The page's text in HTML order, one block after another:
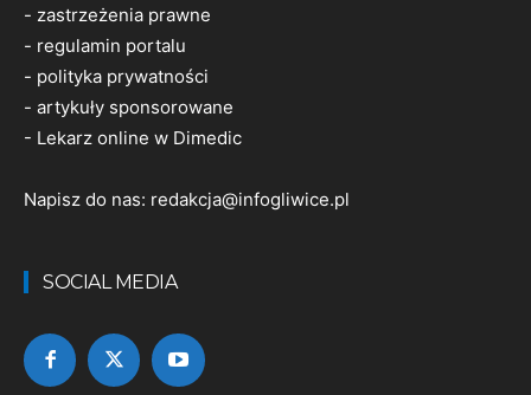
- zastrzeżenia prawne
- regulamin portalu
- polityka prywatności
- artykuły sponsorowane
- Lekarz online w Dimedic
Napisz do nas: redakcja@infogliwice.pl
SOCIAL MEDIA